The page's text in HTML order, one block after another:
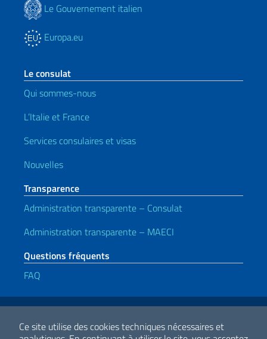
Ce site utilise des cookies techniques nécessaires et
Le Gouvernement italien
Europa.eu
Le consulat
Qui sommes-nous
L’Italie et France
Services consulaires et visas
Nouvelles
Transparence
Administration transparente – Consulat
Administration transparente – MAECI
Questions fréquents
FAQ
Liens utiles